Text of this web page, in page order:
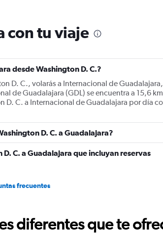
chart
Y
axis
displaying
values.
Range:
0
900.
con tu viaje
desde Washington D. C.?
D. C., volarás a Internacional de Guadalajara,
de Guadalajara (GDL) se encuentra a 15,6
C. a Internacional de Guadalajara por día
D. C. a Guadalajara?
C. a Guadalajara que incluyan reservas
frecuentes
diferentes que te